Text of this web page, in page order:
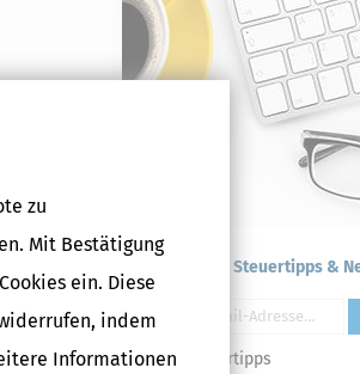
zu
Mit Bestätigung
ein. Diese
indem
Informationen
2025)
Kostenlose Steuertipps &
Steuertipps